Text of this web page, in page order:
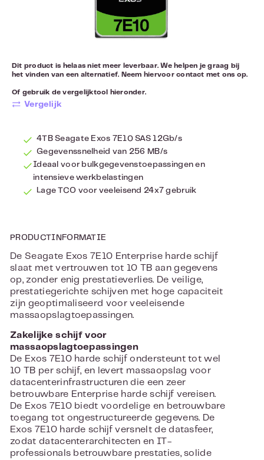
Dit product is helaas niet meer leverbaar. We helpen je graag bij
het vinden van een alternatief. Neem hiervoorcontact met ons op.
Of gebruik de vergelijktool hieronder.
Vergelijk
4TB Seagate Exos 7E10 SAS 12Gb/s
Gegevenssnelheid van 256 MB/s
Ideaal voor bulkgegevenstoepassingen en
intensieve werkbelastingen
Lage TCO voor veeleisend 24x7 gebruik
PRODUCTINFORMATIE
De Seagate Exos 7E10 Enterprise harde schijf
slaat met vertrouwen tot 10 TB aan gegevens
op, zonder enig prestatieverlies. De veilige,
prestatiegerichte schijven met hoge capaciteit
zijn geoptimaliseerd voor veeleisende
massaopslagtoepassingen.
Zakelijke schijf voor
massaopslagtoepassingen
De Exos 7E10 harde schijf ondersteunt tot wel
10 TB per schijf, en levert massaopslag voor
datacenterinfrastructuren die een zeer
betrouwbare Enterprise harde schijf vereisen.
De Exos 7E10 biedt voordelige en betrouwbare
toegang tot ongestructureerde gegevens. De
Exos 7E10 harde schijf versnelt de datasfeer,
zodat datacenterarchitecten en IT-
professionals betrouwbare prestaties, solide